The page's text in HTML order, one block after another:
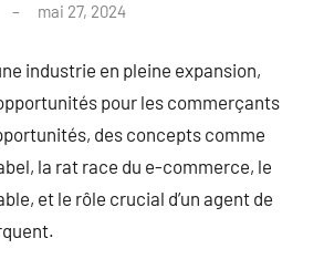
mai 27, 2024
industrie en pleine expansion,
pour les commerçants
des concepts comme
la rat race du e-commerce, le
et le rôle crucial d’un agent de